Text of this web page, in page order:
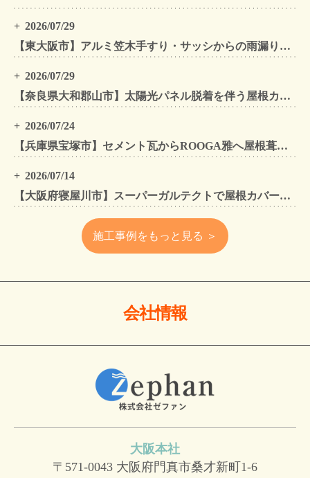
2026/07/29
【東大阪市】アルミ笠木手すり・サッシからの雨漏りを解消｜外壁金属サイディングカバー工法
2026/07/29
【奈良県大和郡山市】太陽光パネル脱着を伴う屋根カバー工法・外壁カバー工法・外壁塗装工事｜スーパーガルテクト施工事例
2026/07/24
【兵庫県宝塚市】セメント瓦からROOGA雅へ屋根葺き替え モダングレーで軽量化・外壁塗装も同時施工
2026/07/14
【大阪府寝屋川市】スーパーガルテクトで屋根カバー工法・外壁塗装・雨樋工事｜住まいをトータルリフォームした施工事例
施工事例をもっと見る ＞
会社情報
大阪本社
〒571-0043 大阪府門真市桑才新町1-6